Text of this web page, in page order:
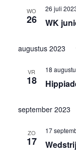
WO
26 WK
26 juli
augustus 2023
VR
18
18
september 2023
ZO
17
17